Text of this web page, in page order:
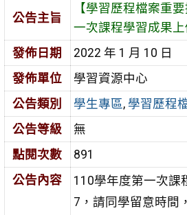
公告主旨
【學習歷程檔案重
一次課程學習成果
發佈日期
2022 年 1 月 10 日
發佈單位
學習資源中心
公告類別
學生專區, 學習歷程
公告等級
無
點閱次數
891
公告內容
110學年度第一次課
7，請同學留意時間